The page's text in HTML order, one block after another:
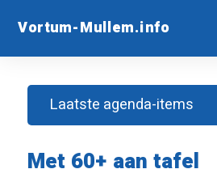
Vortum-Mullem.info
Met 60+ aan tafel
Laatste agenda-items